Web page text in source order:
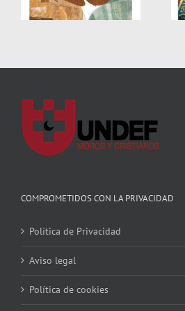
ADOR 2026
COMPROMETIDOS CON LA PRIVACIDAD
Política de Privacidad
Aviso legal
Política de cookies